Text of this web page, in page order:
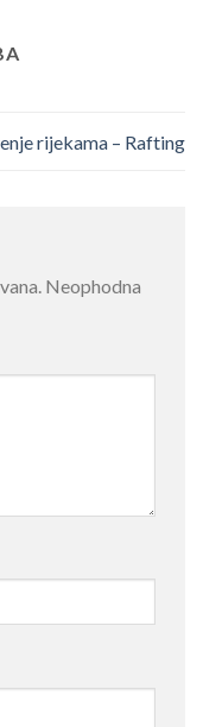
rijekama – Rafting
Neophodna